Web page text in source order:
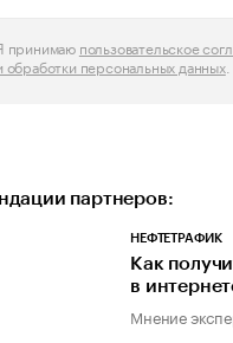
принимаю пользовательское
обработки персональных данных.
партнеров:
НЕФТЕТРАФИК
Как
в
Мнение